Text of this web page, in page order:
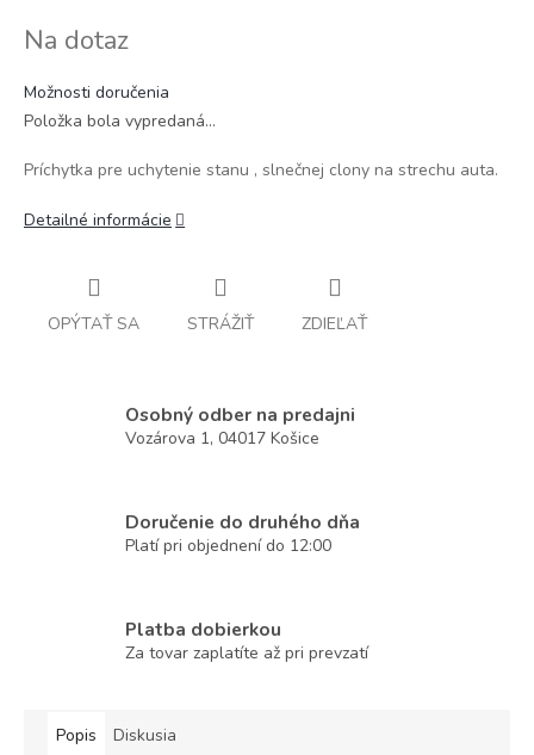
cena:
Na dotaz
Možnosti doručenia
Položka bola vypredaná…
Príchytka pre uchytenie stanu , slnečnej clony na strechu auta.
Detailné informácie
OPÝTAŤ SA STRÁŽIŤ ZDIEĽAŤ
Osobný odber na predajni
Vozárova 1, 04017 Košice
Doručenie do druhého dňa
Platí pri objednení do 12:00
Platba dobierkou
Za tovar zaplatíte až pri prevzatí
Popis Diskusia